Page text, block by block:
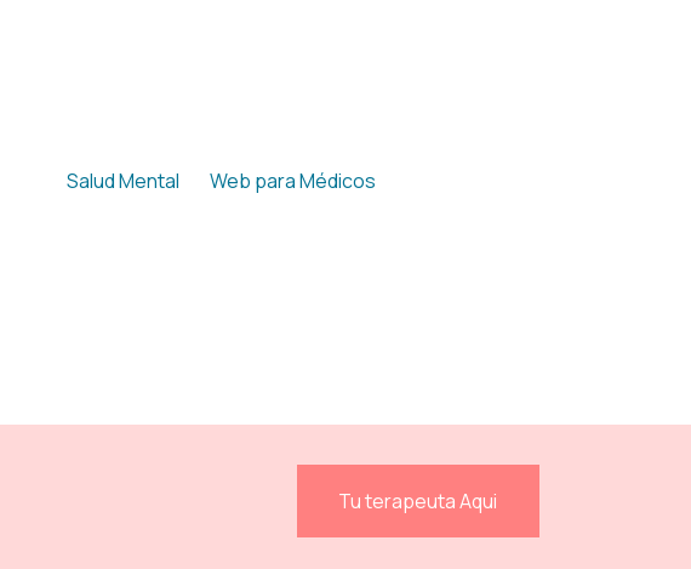
▼
Salud Mental ▼
Web para Médicos
Tu terapeuta Aqui